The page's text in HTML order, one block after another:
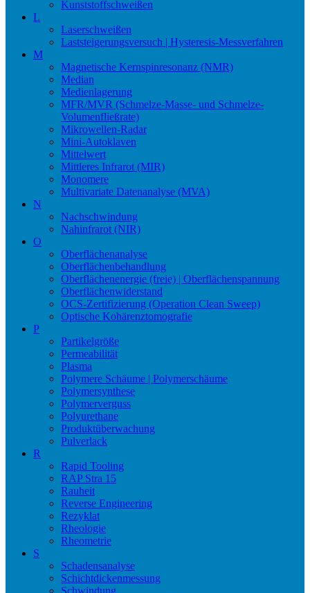
Kunststoffschweißen
L
Laserschweißen
Laststeigerungsversuch | Hysteresis-Messverfahren
M
Magnetische Kernspinresonanz (NMR)
Median
Medienlagerung
MFR/MVR (Schmelze-Masse- und Schmelze-
Volumenfließrate)
Mikrowellen-Radar
Mini-Autoklaven
Mittelwert
Mittleres Infrarot (MIR)
Monomere
Multivariate Datenanalyse (MVA)
N
Nachschwindung
Nahinfrarot (NIR)
O
Oberflächenanalyse
Oberflächenbehandlung
Oberflächenenergie (freie) | Oberflächenspannung
Oberflächenwiderstand
OCS-Zertifizierung (Operation Clean Sweep)
Optische Kohärenztomografie
P
Partikelgröße
Permeabilität
Plasma
Polymere Schäume | Polymerschäume
Polymersynthese
Polymerverguss
Polyurethane
Produktüberwachung
Pulverlack
R
Rapid Tooling
RAP Stra 15
Rauheit
Reverse Engineering
Rezyklat
Rheologie
Rheometrie
S
Schadensanalyse
Schichtdickenmessung
Schwindung